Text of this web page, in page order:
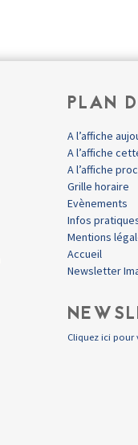
PLAN
A l’affiche
A l’affiche
A l’affiche
Grille horaire
Evènements
Infos
Mentions
Accueil
Newsletter
Cliquez ici pour